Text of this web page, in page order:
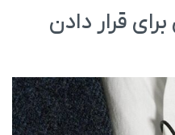
قرار دادن